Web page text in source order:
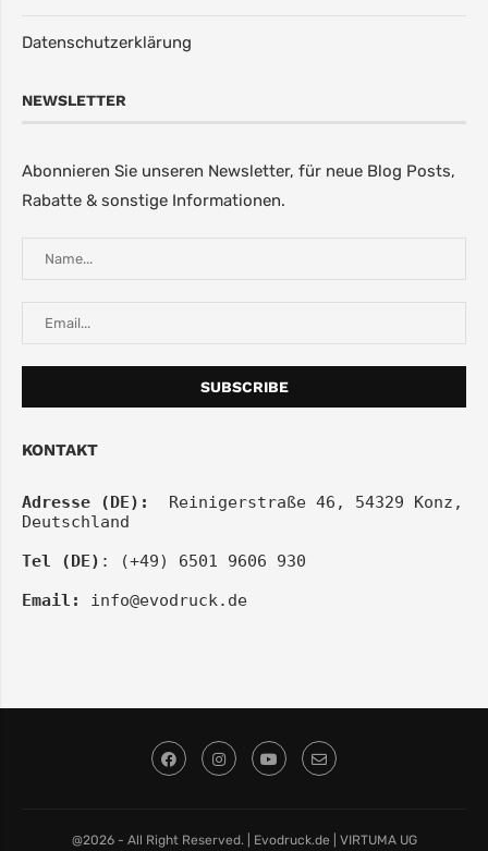
Datenschutzerklärung
NEWSLETTER
Abonnieren Sie unseren Newsletter, für neue Blog Posts,
Rabatte & sonstige Informationen.
KONTAKT
Adresse (DE):
Reinigerstraße 46, 54329 Konz,
Deutschland
Tel (DE) : (+49) 6501 9606 930
Email:
info@evodruck.de
@2026 - All Right Reserved. | Evodruck.de | VIRTUMA UG